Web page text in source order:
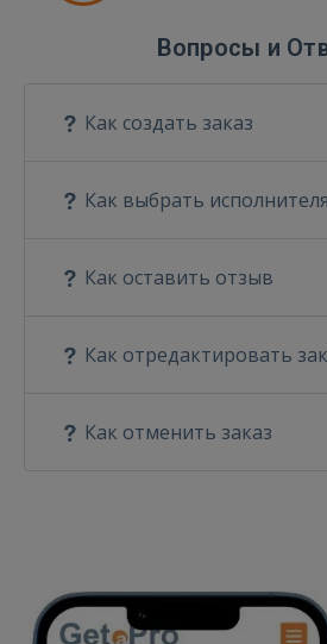
Вопросы и
Как создать заказ
Как выбрать исполнителя
Как оставить отзыв
Как отредактировать
Как отменить заказ